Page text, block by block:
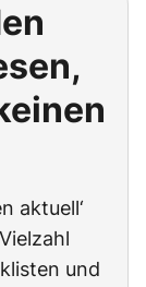
aktuell‘
und